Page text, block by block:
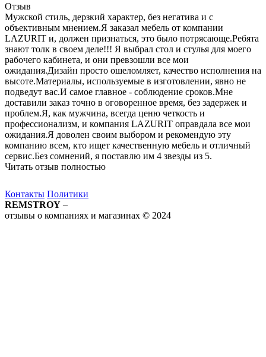
Отзыв
Мужской стиль, дерзкий характер, без негатива и с
объективным мнением.Я заказал мебель от компании
LAZURIT и, должен признаться, это было потрясающе.Ребята
знают толк в своем деле!!! Я выбрал стол и стулья для моего
рабочего кабинета, и они превзошли все мои
ожидания.Дизайн просто ошеломляет, качество исполнения на
высоте.Материалы, используемые в изготовлении, явно не
подведут вас.И самое главное - соблюдение сроков.Мне
доставили заказ точно в оговоренное время, без задержек и
проблем.Я, как мужчина, всегда ценю четкость и
профессионализм, и компания LAZURIT оправдала все мои
ожидания.Я доволен своим выбором и рекомендую эту
компанию всем, кто ищет качественную мебель и отличный
сервис.Без сомнений, я поставлю им 4 звезды из 5.
Читать отзыв полностью
Контакты Политики
REMSTROY –
отзывы о компаниях и магазинах © 2024